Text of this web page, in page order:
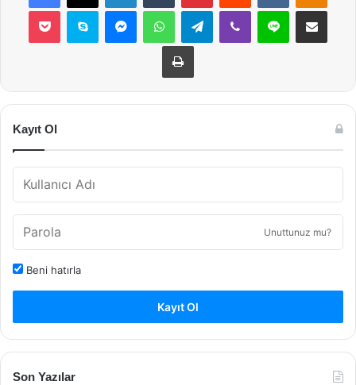
Pocket Skype MessengerWhatsAppTelegramViber Line E-Posta ile
Yazdır
Kayıt Ol
Unuttunuz mu?
Beni hatırla
Kayıt Ol
Son Yazılar